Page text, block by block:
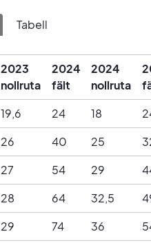
Tabell
2023
nollruta
2024
fält
2024
nollruta
19,6 24 18
26 40 25
27 54 29
28 64 32,5
29 74 36